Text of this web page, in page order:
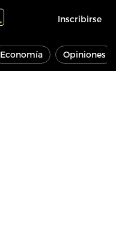
Inscribirse
Economía Opiniones